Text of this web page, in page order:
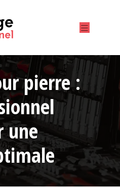
pierre :
une